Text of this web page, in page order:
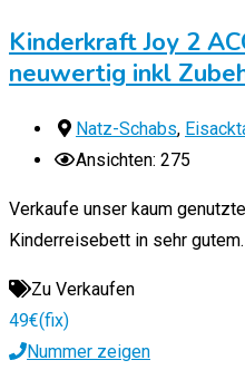
Kinderkraft Joy 2
neuwertig inkl
Natz-Schabs,
Ansichten: 275
Verkaufe unser kaum
Kinderreisebett in sehr
Zu Verkaufen
49€(fix)
Nummer zeigen